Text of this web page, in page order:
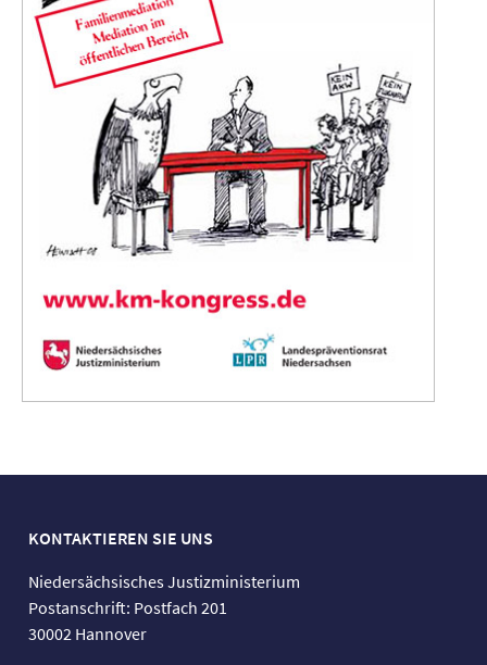
KONTAKTIEREN SIE UNS
Niedersächsisches Justizministerium
Postanschrift: Postfach 201
30002 Hannover